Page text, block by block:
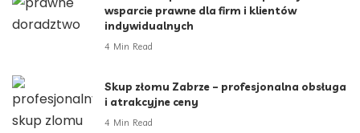
wsparcie prawne dla firm i klientów
indywidualnych
4 Min Read
Skup złomu Zabrze – profesjonalna obsługa
i atrakcyjne ceny
4 Min Read